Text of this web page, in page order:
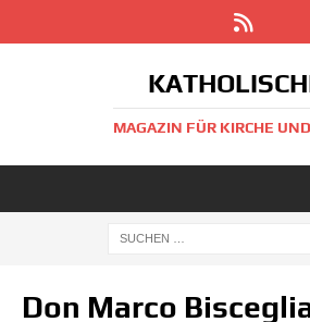
MAGAZIN FÜR KIRCHE
Don Marco